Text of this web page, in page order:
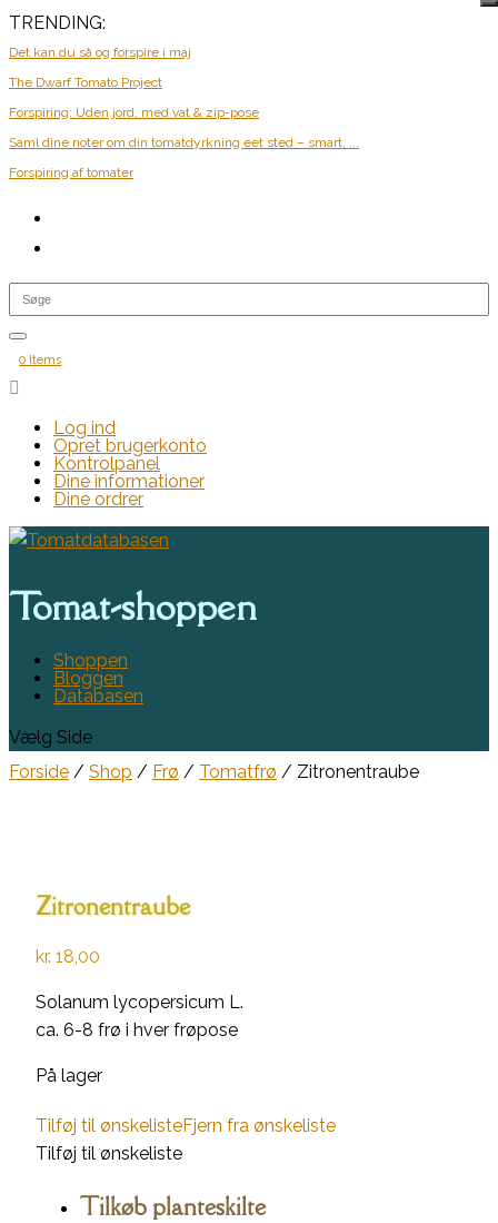
TRENDING:
Det kan du så og forspire i maj
The Dwarf Tomato Project
Forspiring: Uden jord, med vat & zip-pose
Saml dine noter om din tomatdyrkning eet sted – smart, ...
Forspiring af tomater
0 Items

Log ind
Opret brugerkonto
Kontrolpanel
Dine informationer
Dine ordrer
Tomat-shoppen
Shoppen
Bloggen
Databasen
Vælg Side
Forside / Shop / Frø / Tomatfrø / Zitronentraube
Zitronentraube
kr. 18,00
Solanum lycopersicum L.
ca. 6-8 frø i hver frøpose
På lager
Tilføj til ønskelisteFjern fra ønskeliste
Tilføj til ønskeliste
Tilkøb planteskilte